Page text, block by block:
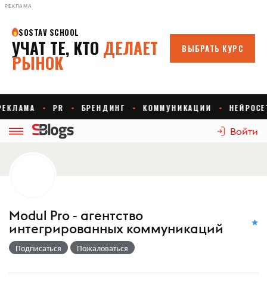
РЕКЛАМА
Войти
Modul Pro - агентство
интегрированных коммуникаций
Подписаться Пожаловаться